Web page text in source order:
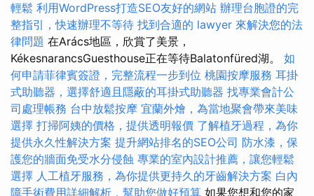
輕鬆 利用WordPress打造SEO友好的網站 辦理台胞證的完
整指引，快速辦理不等待 找到合適的 lawyer 來解決您的法
律問題 在Arács地區，欣賞了美景，
KékesnarancsGuesthouse正在等待Balatonfüred湖。 如
何申請菲律賓簽證，完整流程一步到位 桃園按摩服務 耳掛
式助聽器，選擇舒適且隱蔽的耳掛式助聽器 找專業會計公
司處理帳務 台中放鬆按摩 宜蘭外燴，為當地聚會帶來美味
選擇 打掃阿姨的價格，提供透明報價 了解植牙過程，為你
提供永久性解決方案 提升網站排名的SEO公司 防水漆，保
護您的牆面免受水分侵蝕 專業的室內設計推薦，讓您輕鬆
選擇 人工植牙服務，為你提供更持久的牙齒解決方案 白內
障手術費用詳細解析，幫助您做好預算 如果您想和您的家